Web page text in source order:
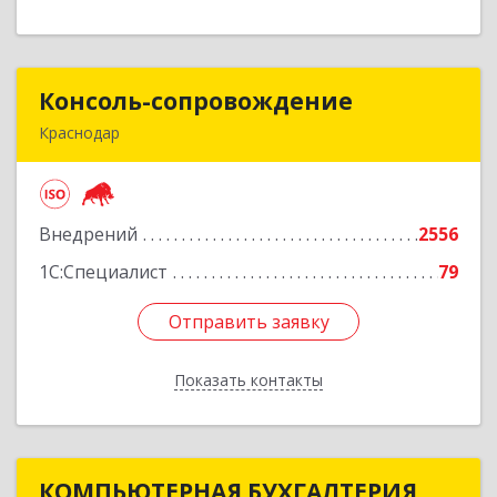
Консоль-сопровождение
Краснодар
Внедрений
2556
1С:Специалист
79
Отправить заявку
Показать контакты
Консоль-сопровождение
Подробнее
Отправить заявку
Назад